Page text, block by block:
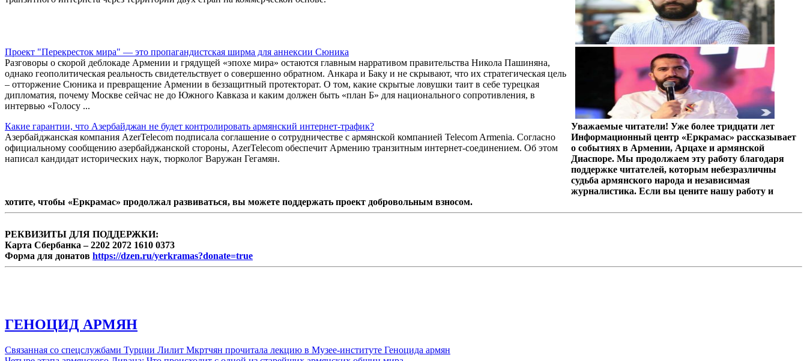
Проект "Перекресток мира" — это пропагандистская ширма для аннексии Сюника
Разговоры о скорой деблокаде Армении и грядущей «эпохе мира» остаются главным нарративом правительства Никола Пашиняна,
однако геополитическая реальность свидетельствует о совершенно обратном. Анкара и Баку и не скрывают, что их стратегическая цель
– отторжение Сюника и превращение Армении в беззащитный протекторат. О том, какие скрытые ловушки таит в себе турецкая
дипломатия, почему Москве сейчас не до Южного Кавказа и каким должен быть «план Б» для национального сопротивления, в
интервью «Голосу ...
Какие гарантии, что Азербайджан не будет контролировать армянский интернет-трафик?
Азербайджанская компания AzerTelecom подписала соглашение о сотрудничестве с армянской компанией Telecom Armenia. Согласно
официальному сообщению азербайджанской стороны, AzerTelecom обеспечит Армению транзитным интернет-соединением. Об этом
написал кандидат исторических наук, тюрколог Варужан Гегамян.
Уважаемые читатели! Уже более тридцати лет
Информационный центр «Еркрамас» рассказывает
о событиях в Армении, Арцахе и армянской
Диаспоре. Мы продолжаем эту работу благодаря
поддержке читателей, которым небезразличны
судьба армянского народа и независимая
журналистика. Если вы цените нашу работу и
хотите, чтобы «Еркрамас» продолжал развиваться, вы можете поддержать проект добровольным взносом.
РЕКВИЗИТЫ ДЛЯ ПОДДЕРЖКИ:
Карта Сбербанка – 2202 2072 1610 0373
Форма для донатов https://dzen.ru/yerkramas?donate=true
ГЕНОЦИД АРМЯН
Связанная со спецслужбами Турции Лилит Мкртчян прочитала лекцию в Музее-институте Геноцида армян